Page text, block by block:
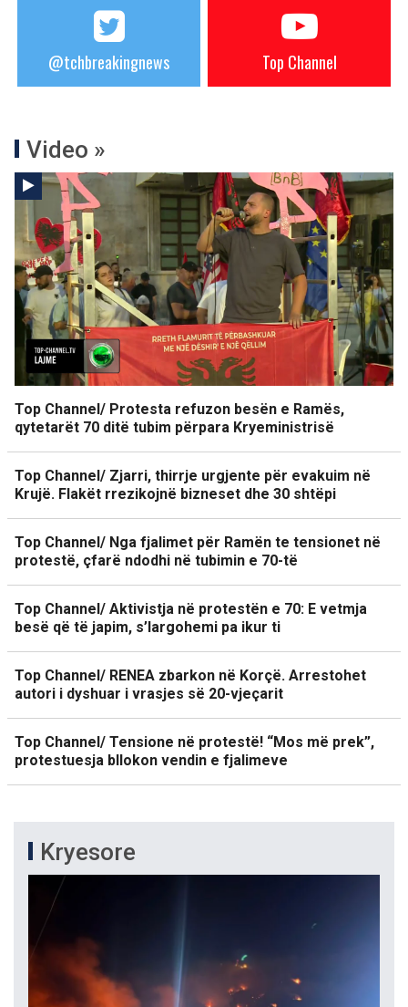
@tchbreakingnews Top Channel
Video »
Top Channel/ Protesta refuzon besën e Ramës,
qytetarët 70 ditë tubim përpara Kryeministrisë
Top Channel/ Zjarri, thirrje urgjente për evakuim në
Krujë. Flakët rrezikojnë bizneset dhe 30 shtëpi
Top Channel/ Nga fjalimet për Ramën te tensionet në
protestë, çfarë ndodhi në tubimin e 70-të
Top Channel/ Aktivistja në protestën e 70: E vetmja
besë që të japim, s’largohemi pa ikur ti
Top Channel/ RENEA zbarkon në Korçë. Arrestohet
autori i dyshuar i vrasjes së 20-vjeçarit
Top Channel/ Tensione në protestë! “Mos më prek”,
protestuesja bllokon vendin e fjalimeve
Kryesore